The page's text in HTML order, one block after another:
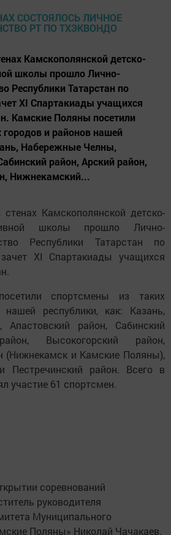
Камскополянской детско-
школы прошло Лично-
Республики Татарстан по
XI Спартакиады учащихся
Камские Поляны посетили
и районов нашей
Набережные Челны,
район, Арский район,
Нижнекамский...
Камскополянской детско-
школы прошло Лично-
Республики Татарстан по
XI Спартакиады учащихся
спортсмены из таких
республики, как: Казань,
район, Сабинский
Высокогорский район,
(Нижнекамск и Камские Поляны),
Пестречинский район. Всего в
участие 61 спортсмен.
соревнований
руководителя
Муниципального
Поляны» Николай Чачакаев.